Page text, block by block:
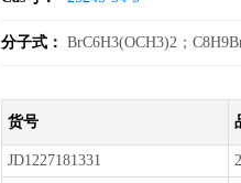
分子式： BrC6H3(OCH3)2；
货号
JD1227181331